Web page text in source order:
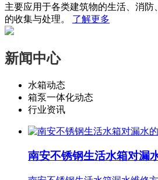
主要应用于各类建筑物的生活、消防
的收集与处理。 了解更多
新闻中心
水箱动态
箱泵一体化动态
行业资讯
南安不锈钢生活水箱对漏